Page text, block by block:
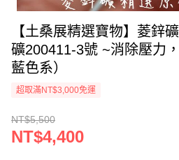
【土桑展精選寶物】菱鋅
礦200411-3號 ~消除壓力
藍色系）
超取滿NT$3,000免運
NT$5,500
NT$4,400